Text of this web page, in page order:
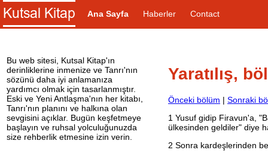
Ana Sayfa Haberler Contact
Bu web sitesi, Kutsal Kitap'ın
derinliklerine inmenize ve Tanrı'nın
sözünü daha iyi anlamanıza
yardımcı olmak için tasarlanmıştır.
Eski ve Yeni Antlaşma'nın her kitabı,
Tanrı'nın planını ve halkına olan
sevgisini açıklar. Bugün keşfetmeye
başlayın ve ruhsal yolculuğunuzda
size rehberlik etmesine izin verin.
Yaratılış,
Önceki bölüm | Sonraki
1 Yusuf gidip Firavun'a,
ülkesinden geldiler" diye
2 Sonra kardeşlerinden